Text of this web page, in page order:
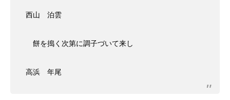
西山 泊雲
餅を搗く次第に調子づいて来し
高浜 年尾